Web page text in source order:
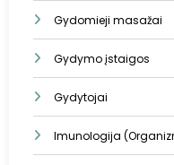
Gydomieji masažai
Gydymo įstaigos
Gydytojai
Imunologija